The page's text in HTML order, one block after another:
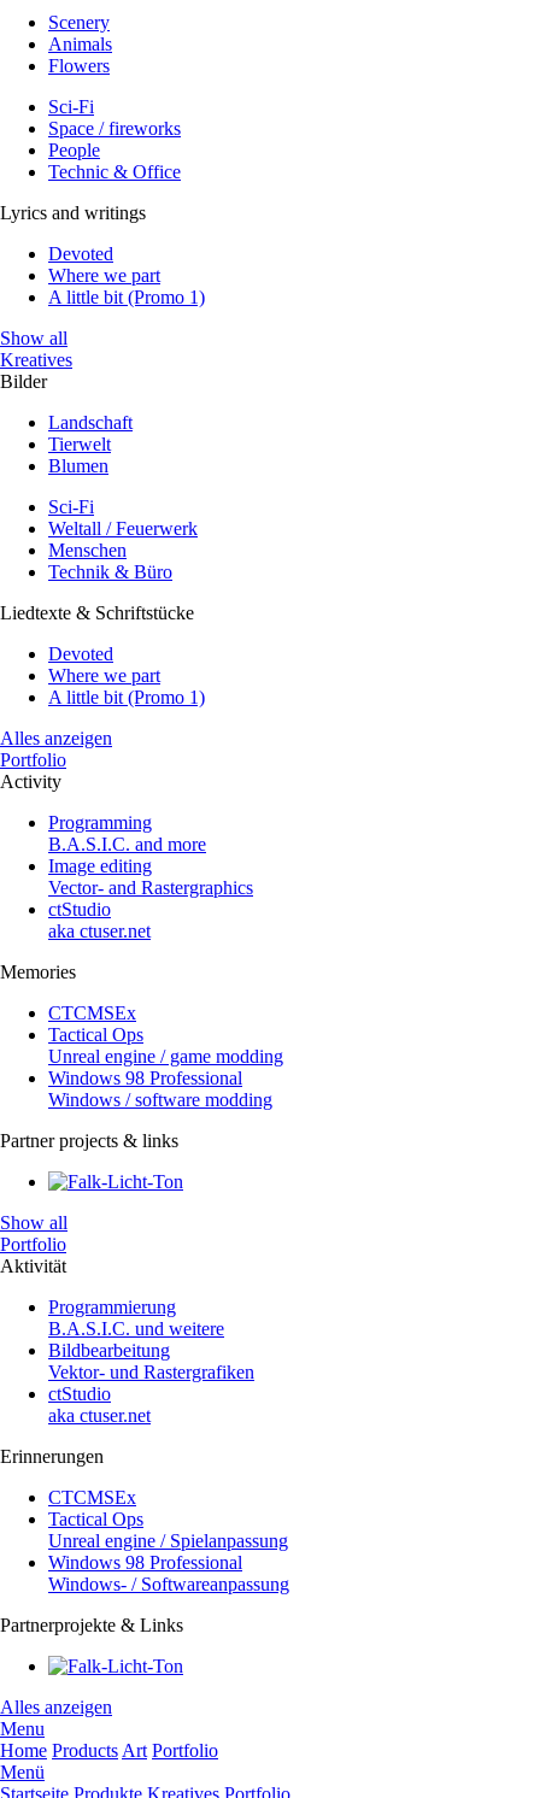
Scenery
Animals
Flowers
Sci-Fi
Space / fireworks
People
Technic & Office
Lyrics and writings
Devoted
Where we part
A little bit (Promo 1)
Show all
Kreatives
Bilder
Landschaft
Tierwelt
Blumen
Sci-Fi
Weltall / Feuerwerk
Menschen
Technik & Büro
Liedtexte & Schriftstücke
Devoted
Where we part
A little bit (Promo 1)
Alles anzeigen
Portfolio
Activity
Programming
B.A.S.I.C. and more
Image editing
Vector- and Rastergraphics
ctStudio
aka ctuser.net
Memories
CTCMSEx
Tactical Ops
Unreal engine / game modding
Windows 98 Professional
Windows / software modding
Partner projects & links
Show all
Portfolio
Aktivität
Programmierung
B.A.S.I.C. und weitere
Bildbearbeitung
Vektor- und Rastergrafiken
ctStudio
aka ctuser.net
Erinnerungen
CTCMSEx
Tactical Ops
Unreal engine / Spielanpassung
Windows 98 Professional
Windows- / Softwareanpassung
Partnerprojekte & Links
Alles anzeigen
Menu
Home Products Art Portfolio
Menü
Startseite Produkte Kreatives Portfolio